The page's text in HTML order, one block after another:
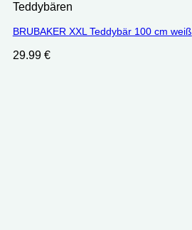
Teddybären
BRUBAKER XXL Teddybär 100 cm weiß
29.99 €